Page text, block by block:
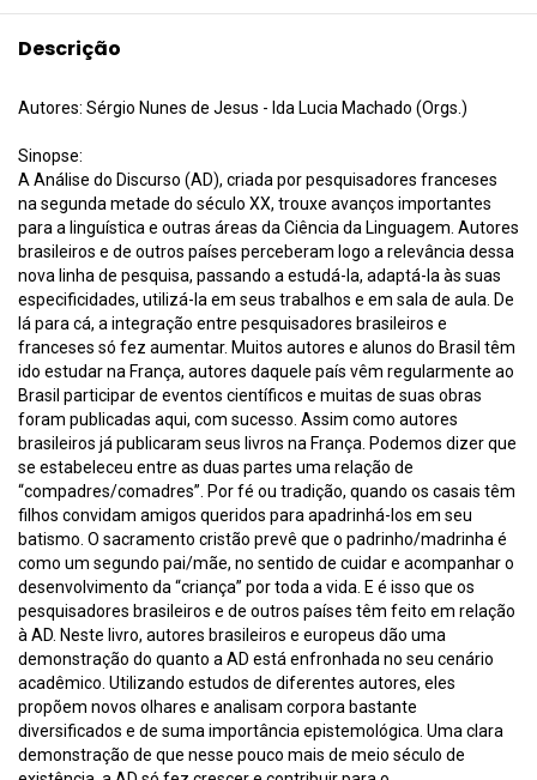
Descrição
Autores: Sérgio Nunes de Jesus - Ida Lucia Machado (Orgs.)
Sinopse:
A Análise do Discurso (AD), criada por pesquisadores franceses
na segunda metade do século XX, trouxe avanços importantes
para a linguística e outras áreas da Ciência da Linguagem. Autores
brasileiros e de outros países perceberam logo a relevância dessa
nova linha de pesquisa, passando a estudá-la, adaptá-la às suas
especificidades, utilizá-la em seus trabalhos e em sala de aula. De
lá para cá, a integração entre pesquisadores brasileiros e
franceses só fez aumentar. Muitos autores e alunos do Brasil têm
ido estudar na França, autores daquele país vêm regularmente ao
Brasil participar de eventos científicos e muitas de suas obras
foram publicadas aqui, com sucesso. Assim como autores
brasileiros já publicaram seus livros na França. Podemos dizer que
se estabeleceu entre as duas partes uma relação de
“compadres/comadres”. Por fé ou tradição, quando os casais têm
filhos convidam amigos queridos para apadrinhá-los em seu
batismo. O sacramento cristão prevê que o padrinho/madrinha é
como um segundo pai/mãe, no sentido de cuidar e acompanhar o
desenvolvimento da “criança” por toda a vida. E é isso que os
pesquisadores brasileiros e de outros países têm feito em relação
à AD. Neste livro, autores brasileiros e europeus dão uma
demonstração do quanto a AD está enfronhada no seu cenário
acadêmico. Utilizando estudos de diferentes autores, eles
propõem novos olhares e analisam corpora bastante
diversificados e de suma importância epistemológica. Uma clara
demonstração de que nesse pouco mais de meio século de